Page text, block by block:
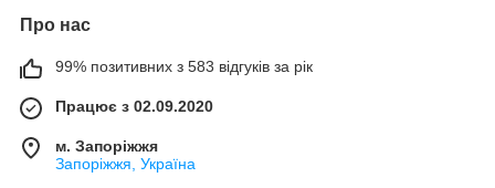
Про нас
99% позитивних з 583 відгуків за рік
Працює з 02.09.2020
м. Запоріжжя
Запоріжжя, Україна